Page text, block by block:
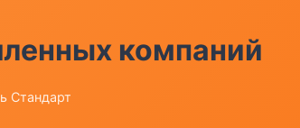
компаний
Стандарт